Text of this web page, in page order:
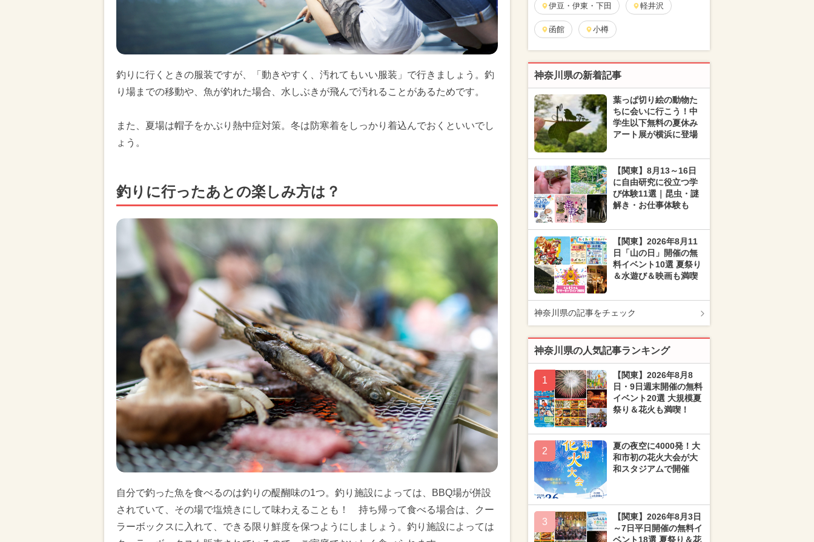
釣りに行くときの服装ですが、「動きやすく、汚れてもいい服装」で行きましょう。釣
り場までの移動や、魚が釣れた場合、水しぶきが飛んで汚れることがあるためです。
また、夏場は帽子をかぶり熱中症対策。冬は防寒着をしっかり着込んでおくといいでし
ょう。
釣りに行ったあとの楽しみ方は？
自分で釣った魚を食べるのは釣りの醍醐味の1つ。釣り施設によっては、BBQ場が併設
されていて、その場で塩焼きにして味わえることも！ 持ち帰って食べる場合は、クー
ラーボックスに入れて、できる限り鮮度を保つようにしましょう。釣り施設によっては
伊豆・伊東・下田 軽井沢
函館 小樽
神奈川県の新着記事
葉っぱ切り絵の動物た
ちに会いに行こう！中
学生以下無料の夏休み
アート展が横浜に登場
【関東】8月13～16日
に自由研究に役立つ学
び体験11選｜昆虫・謎
解き・お仕事体験も
【関東】2026年8月11
日「山の日」開催の無
料イベント10選 夏祭り
＆水遊び＆映画も満喫
神奈川県の記事をチェック
神奈川県の人気記事ランキング
1
【関東】2026年8月8
日・9日週末開催の無料
イベント20選 大規模夏
祭り＆花火も満喫！
2
夏の夜空に4000発！大
和市初の花火大会が大
和スタジアムで開催
3
【関東】2026年8月3日
～7日平日開催の無料イ
ベント18選 夏祭り＆花